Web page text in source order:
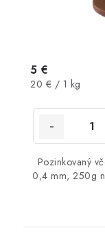
5 €
Jednotková
20 € / 1 kg
Pozinkovaný
0,4 mm, 250g